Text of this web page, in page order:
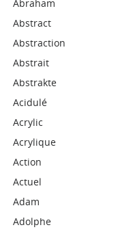
Abraham
Abstract
Abstraction
Abstrait
Abstrakte
Acidulé
Acrylic
Acrylique
Action
Actuel
Adam
Adolphe